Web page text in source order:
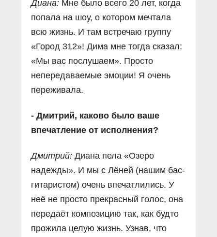
Диана: Мне было всего 20 лет, когда
попала на шоу, о котором мечтала
всю жизнь. И там встречаю группу
«Город 312»! Дима мне тогда сказал:
«Мы вас послушаем». Просто
непередаваемые эмоции! Я очень
переживала.
- Дмитрий, каково было ваше
впечатление от исполнения?
Дмитрий: Диана пела «Озеро
надежды». И мы с Лёней (нашим бас-
гитаристом) очень впечатлились. У
неё не просто прекрасный голос, она
передаёт композицию так, как будто
прожила целую жизнь. Узнав, что